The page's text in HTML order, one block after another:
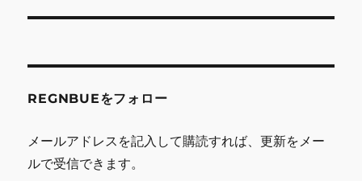
シ
ン
投
REGNBUEをフォロー
メールアドレスを記入して購読すれば、更新をメー
ルで受信できます。